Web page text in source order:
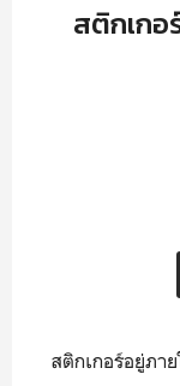
สติกเกอ
สติกเกอร์อยู่ภา